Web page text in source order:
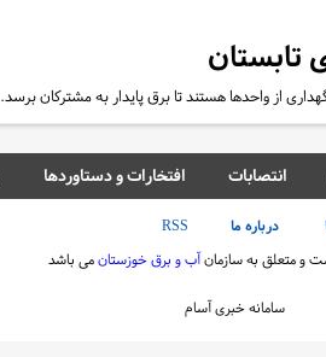
تابستان
از واحدها هستند تا برق پایدار به مشترکان برسد.
انتصابات افتخارات و دستاوردها
درباره ما
RSS
و متعلق به سازمانآب و برق خوزستانمی باشد
سامانه خبری آسام